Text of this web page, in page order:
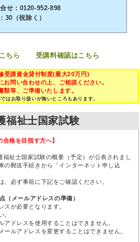
せ：0120-952-898
30（祝除く）
ちら 受講料確認はこちら
受講資金貸付制度(最大20万円)
お問い合わせの上、ご相談ください。
類等、ご準備いたします。
はお取り扱いが無いところもあります。
福祉士国家試験
合格を目指す方へ】
祉士国家試験の概要（予定）が公表されまし
の郵送手続きから「インターネット申し込
、必ず事前に下記をご確認ください。
（メールアドレスの準備）
スが必要となります。
。
ドレスを使用することはできません。
ルアドレスを変更することはできません。